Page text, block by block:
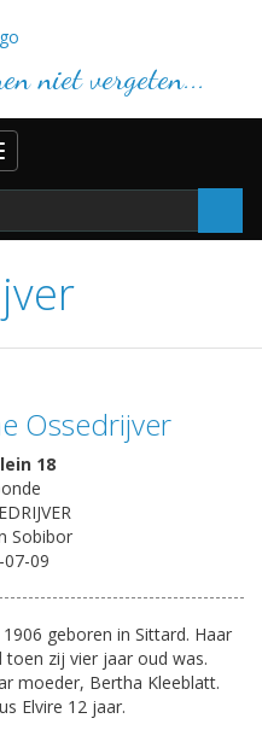
niet vergeten...
Ossedrijver
18
Sobibor
09
geboren in Sittard. Haar
toen zij vier jaar oud was.
moeder, Bertha Kleeblatt.
Elvire 12 jaar.